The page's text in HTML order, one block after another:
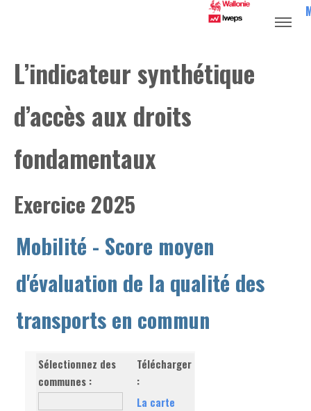
L’indicateur synthétique
d’accès aux droits
fondamentaux
Exercice 2025
Mobilité - Score moyen
d'évaluation de la qualité des
transports en commun
Sélectionnez des
communes :
Télécharger
:
La carte